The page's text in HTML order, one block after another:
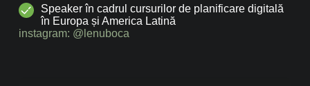
Speaker în cadrul cursurilor de planificare digitală
în Europa și America Latină
instagram: @lenuboca